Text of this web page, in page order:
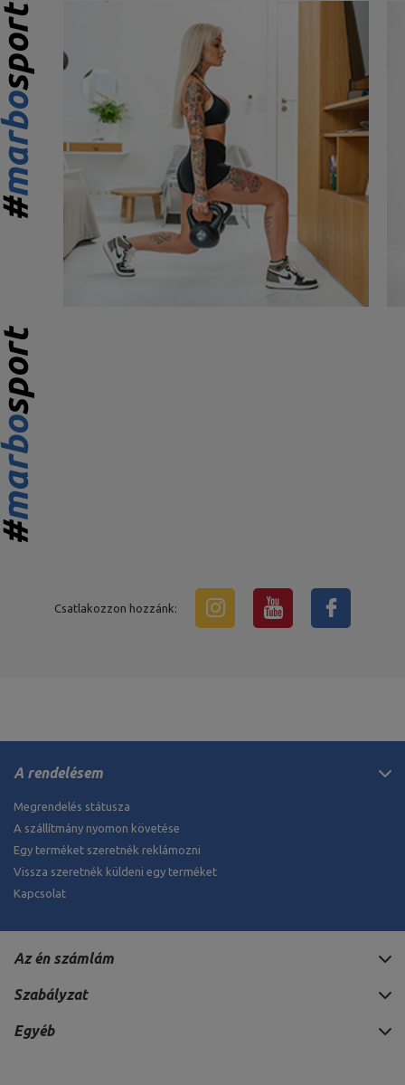
445 571 HUF
Csatlakozzon hozzánk:
A rendelésem
Megrendelés státusza
A szállítmány nyomon követése
Egy terméket szeretnék reklámozni
Vissza szeretnék küldeni egy terméket
Kapcsolat
Az én számlám
Szabályzat
Egyéb